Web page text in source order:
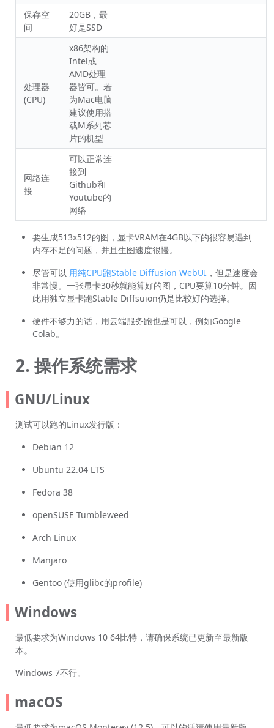
保存空
间
20GB，最
好是SSD
处理器
(CPU)
x86架构的
Intel或
AMD处理
器皆可。若
为Mac电脑
建议使用搭
载M系列芯
片的机型
网络连
接
可以正常连
接到
Github和
Youtube的
网络
要生成513x512的图，显卡VRAM在4GB以下的很容易遇到
内存不足的问题，并且生图速度很慢。
尽管可以 用纯CPU跑Stable Diffusion WebUI ，但是速度会
非常慢。一张显卡30秒就能算好的图，CPU要算10分钟。因
此用独立显卡跑Stable Diffsuion仍是比较好的选择。
硬件不够力的话，用云端服务跑也是可以，例如Google
Colab。
2. 操作系统需求
GNU/Linux
测试可以跑的Linux发行版：
Debian 12
Ubuntu 22.04 LTS
Fedora 38
openSUSE Tumbleweed
Arch Linux
Manjaro
Gentoo (使用glibc的profile)
Windows
最低要求为Windows 10 64比特，请确保系统已更新至最新版
本。
Windows 7不行。
macOS